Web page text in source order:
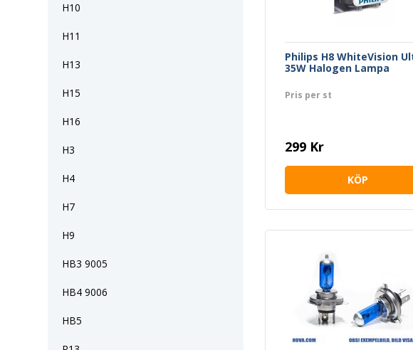
H10
H11
H13
H15
H16
H3
H4
H7
H9
HB3 9005
HB4 9006
HB5
Philips H8 WhiteVision
35W Halogen Lampa
Pris per st
299 Kr
KÖP